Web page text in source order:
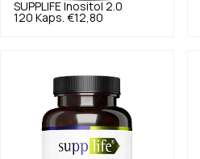
SUPPLIFE Inositol 2.0
120 Kaps. €12,80